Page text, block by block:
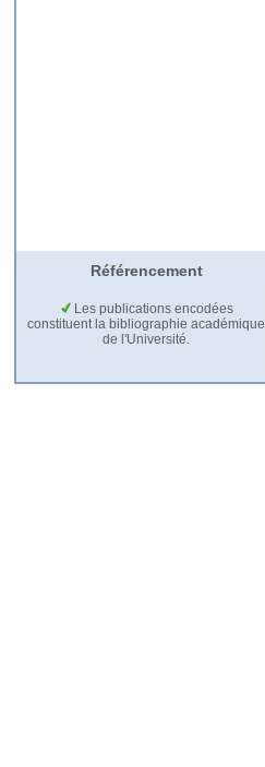
Référencement
Les publications encodées
constituent la bibliographie académique
de l'Université.